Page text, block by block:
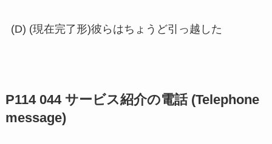
(D) (現在完了形)彼らはちょうど引っ越した
P114 044 サービス紹介の電話 (Telephone
message)